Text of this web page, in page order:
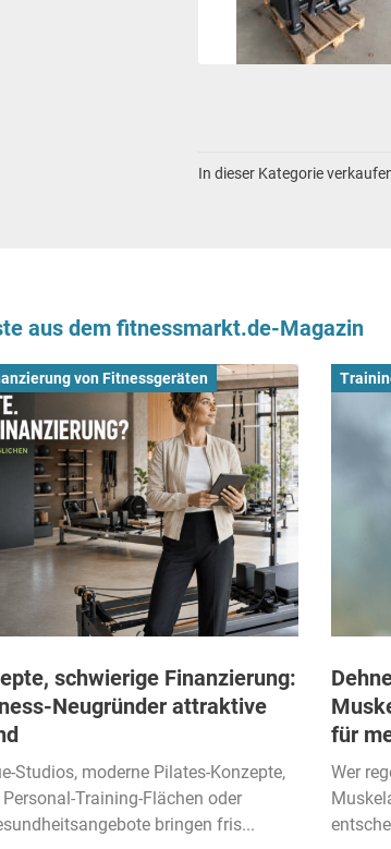
In dieser Kategorie
aus dem fitnessmarkt.de-Magazin
von Fitnessgeräten
schwierige Finanzierung:
Neugründer attraktive
Studios, moderne Pilates-Konzepte,
Training-Flächen oder
bringen fris...
für
Wer